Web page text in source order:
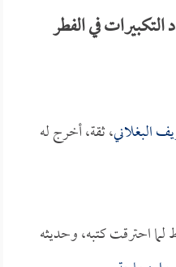
في الفطر
البغلاني، ثقة، أخرج له
احترقت كتبه، وحديثه